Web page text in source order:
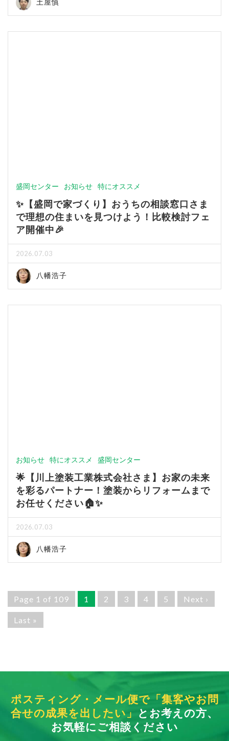
土屋慎
盛岡センター お知らせ 特にオススメ
✨【盛岡で家づくり】おうちの相談窓口さま
で理想の住まいを見つけよう！比較検討フェ
ア開催中🎉
2026.07.03
八幡浩子
お知らせ 特にオススメ 盛岡センター
🌟【川上塗装工業株式会社さま】お家の未来
を彩るパートナー！塗装からリフォームまで
お任せください🏠✨
2026.07.03
八幡浩子
Page 1 of 109 1 2 3 4 5 Next ›
Last »
ポスティング・メール便で「集客やお問
合せの成果を出したい」 とお考えの方、
お気軽にご相談ください